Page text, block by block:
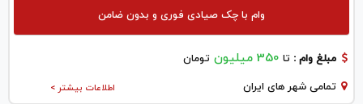
وام با چک صیادی فوری و بدون ضامن
مبلغ وام : تا 350 میلیون تومان
اطلاعات بیشتر > تمامی شهر های ایران